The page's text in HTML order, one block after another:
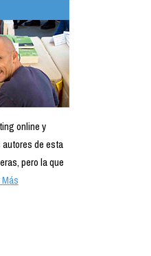
online y
de esta
pero la que